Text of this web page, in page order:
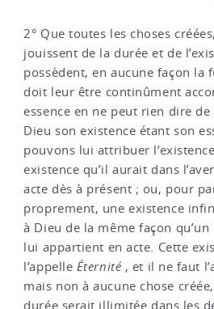
2° Que toutes les choses
jouissent de la durée et de
possèdent, en aucune façon la
doit leur être continûment
essence en ne peut rien dire
Dieu son existence étant son
pouvons lui attribuer
existence qu’il aurait dans
acte dès à présent ; ou, pour
proprement, une existence
à Dieu de la même façon
lui appartient en acte. Cette
l’appelle Éternité , et il ne faut
mais non à aucune chose
durée serait illimitée dans les